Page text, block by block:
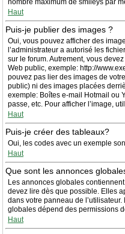
nombre maximum de smileys par
Haut
Puis-je publier des images ?
Oui, vous pouvez afficher des
l’administrateur a autorisé les
sur le forum. Autrement, vous
Web public, exemple: http://
pouvez pas lier des images de
public) ni des images placées
exemple: Boîtes e-mail Hotmail ou
passe, etc. Pour afficher l’image,
Haut
Puis-je créer des tableaux?
Oui, les codes avec un exemple
Haut
Que sont les annonces
Les annonces globales
devez lire dès que possible. Elles
dans votre panneau de
globales dépend des permissions
Haut